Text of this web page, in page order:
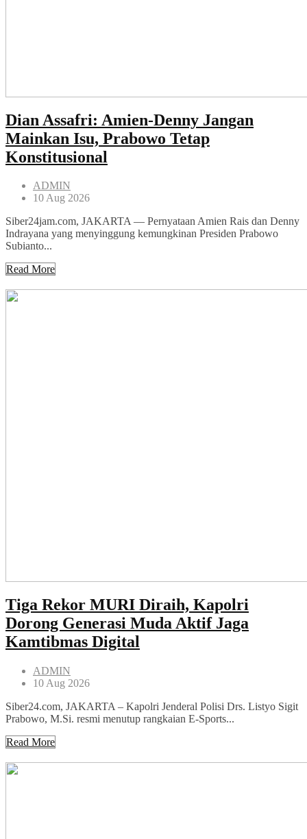
Dian Assafri: Amien-Denny Jangan
Mainkan Isu, Prabowo Tetap
Konstitusional
ADMIN
10 Aug 2026
Siber24jam.com, JAKARTA — Pernyataan Amien Rais dan Denny
Indrayana yang menyinggung kemungkinan Presiden Prabowo
Subianto...
Read More
Tiga Rekor MURI Diraih, Kapolri
Dorong Generasi Muda Aktif Jaga
Kamtibmas Digital
ADMIN
10 Aug 2026
Siber24.com, JAKARTA – Kapolri Jenderal Polisi Drs. Listyo Sigit
Prabowo, M.Si. resmi menutup rangkaian E-Sports...
Read More